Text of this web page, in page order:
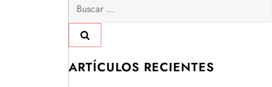
ARTÍCULOS RECIENTES